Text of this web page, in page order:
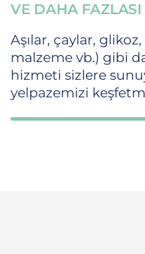
VE DAHA FAZLASI
Aşılar, çaylar,
malzeme vb.) gibi
hizmeti sizlere
yelpazemizi